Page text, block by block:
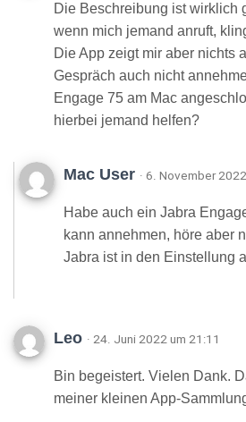
Die Beschreibung ist wirklich
wenn mich jemand anruft,
Die App zeigt mir aber nichts
Gespräch auch nicht
Engage 75 am Mac
hierbei jemand helfen?
Mac User · 6. November
Habe auch ein Jabra
kann annehmen, höre aber
Jabra ist in den Einstellung
Leo · 24. Juni 2022 um 21:11
Bin begeistert. Vielen Dank.
meiner kleinen App-